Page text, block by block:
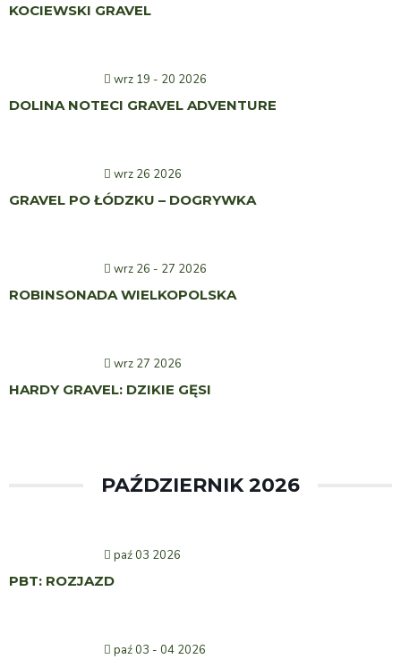
KOCIEWSKI GRAVEL
wrz 19 - 20 2026
DOLINA NOTECI GRAVEL ADVENTURE
wrz 26 2026
GRAVEL PO ŁÓDZKU – DOGRYWKA
wrz 26 - 27 2026
ROBINSONADA WIELKOPOLSKA
wrz 27 2026
HARDY GRAVEL: DZIKIE GĘSI
PAŹDZIERNIK 2026
paź 03 2026
PBT: ROZJAZD
paź 03 - 04 2026